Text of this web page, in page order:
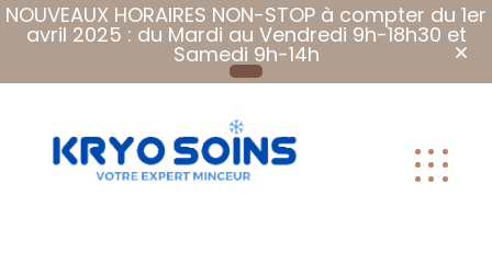
NOUVEAUX HORAIRES NON-STOP à compter du 1er
avril 2025 : du Mardi au Vendredi 9h-18h30 et
Samedi 9h-14h